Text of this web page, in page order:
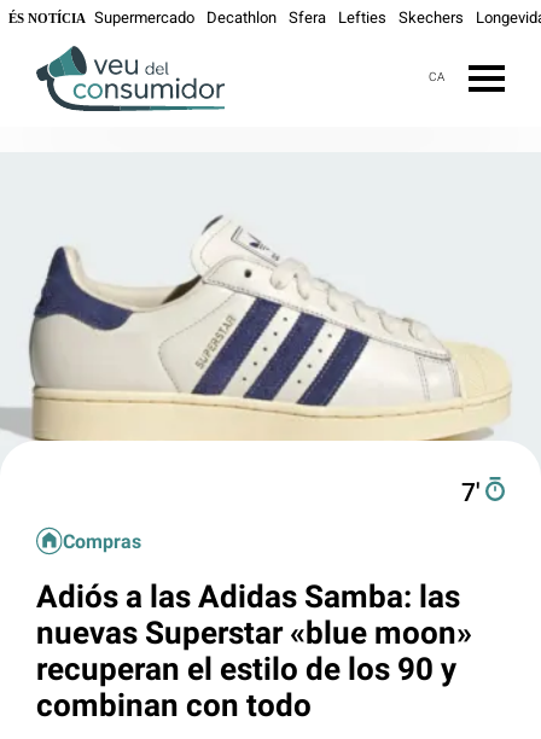
ÉS NOTÍCIA Supermercado Decathlon Sfera Lefties Skechers
CA
7′
Compras
Adiós a las Adidas Samba: las
nuevas Superstar «blue moon»
recuperan el estilo de los 90 y
combinan con todo